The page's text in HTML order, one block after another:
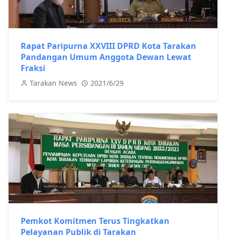
Rapat Paripurna XXVIII DPRD Kota Tarakan
Pandangan Umum Anggota Dewan Lewat
Fraksi
Tarakan News 2021/6/29
Pemkot Komitmen Terus Tingkatkan
Pelayanan Publik di Tarakan